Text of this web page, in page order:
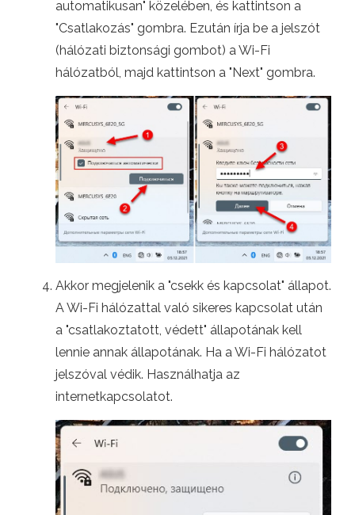
automatikusan" közelében, és kattintson a
"Csatlakozás" gombra. Ezután írja be a jelszót
(hálózati biztonsági gombot) a Wi-Fi
hálózatból, majd kattintson a "Next" gombra.
Akkor megjelenik a "csekk és kapcsolat" állapot.
A Wi-Fi hálózattal való sikeres kapcsolat után
a "csatlakoztatott, védett" állapotának kell
lennie annak állapotának. Ha a Wi-Fi hálózatot
jelszóval védik. Használhatja az
internetkapcsolatot.